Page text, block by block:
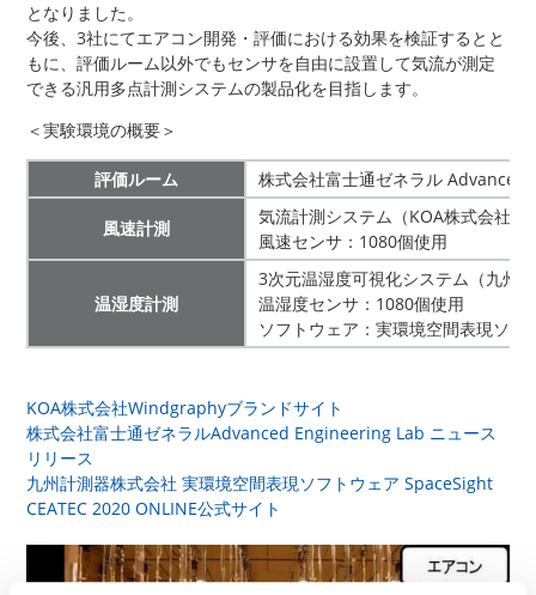
となりました。
今後、3社にてエアコン開発・評価における効果を検証するとと
もに、評価ルーム以外でもセンサを自由に設置して気流が測定
できる汎用多点計測システムの製品化を目指します。
＜実験環境の概要＞
評価ルーム 株式会社富士通ゼネラル
風速計測
気流計測システム（KOA株式会社）
風速センサ：1080個使用
温湿度計測
3次元温湿度可視化システム（九州
温湿度センサ：1080個使用
ソフトウェア：実環境空間表現ソ
KOA株式会社Windgraphyブランドサイト
株式会社富士通ゼネラルAdvanced Engineering Lab ニュース
リリース
九州計測器株式会社 実環境空間表現ソフトウェア SpaceSight
CEATEC 2020 ONLINE公式サイト